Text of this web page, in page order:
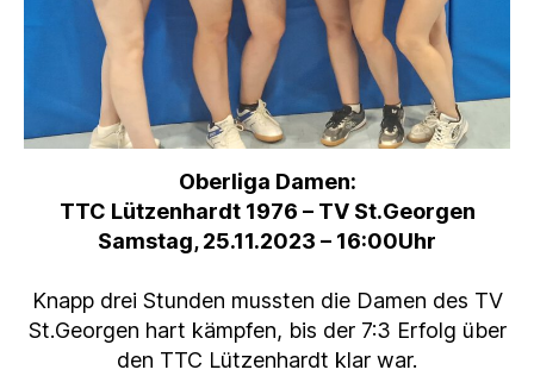
Oberliga Damen:
TTC Lützenhardt 1976 – TV St.Georgen
Samstag, 25.11.2023 – 16:00Uhr
Knapp drei Stunden mussten die Damen des TV
St.Georgen hart kämpfen, bis der 7:3 Erfolg über
den TTC Lützenhardt klar war.